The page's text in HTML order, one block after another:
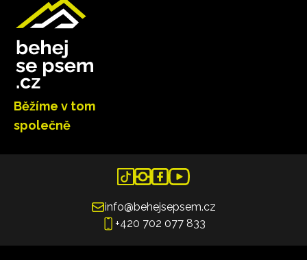
Běžíme v tom
společně
info@behejsepsem.cz
+420 702 077 833